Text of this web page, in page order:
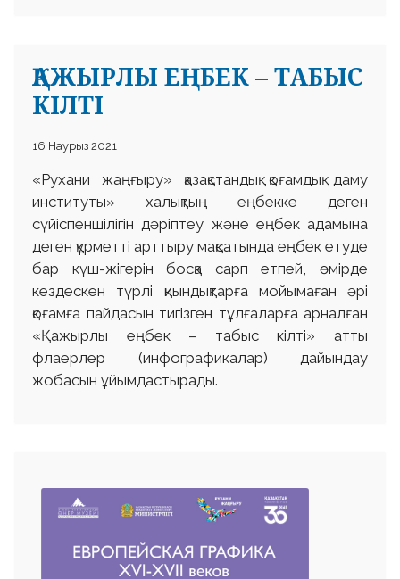
ҚАЖЫРЛЫ ЕҢБЕК – ТАБЫС
КІЛТІ
16 Наурыз 2021
«Рухани жаңғыру» қазақстандық қоғамдық даму
институты» халықтың еңбекке деген
сүйіспеншілігін дәріптеу және еңбек адамына
деген құрметті арттыру мақсатында еңбек етуде
бар күш-жігерін босқа сарп етпей, өмірде
кездескен түрлі қиындықтарға мойымаған әрі
қоғамға пайдасын тигізген тұлғаларға арналған
«Қажырлы еңбек – табыс кілті» атты
флаерлер (инфографикалар) дайындау
жобасын ұйымдастырады.